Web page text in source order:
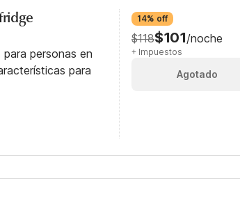
personas en
para
14% off
$118$101/noche
+ Impuestos
Agotado